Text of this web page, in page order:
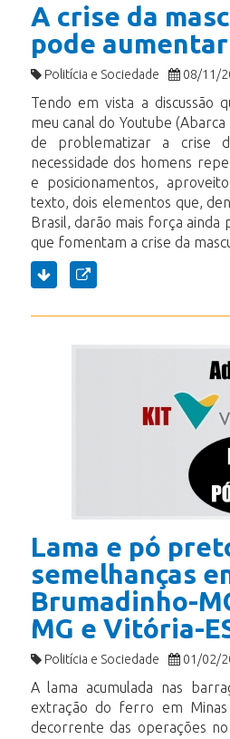
A crise da
pode aumentar
Politícia e Sociedade 08/11/
Tendo em vista a discussão
meu canal do Youtube
de problematizar a crise
necessidade dos homens
e posicionamentos,
texto, dois elementos que,
Brasil, darão mais força ainda
que fomentam a crise da
Lama e pó
semelhanças
Brumadinho-
MG e Vitória-
Politícia e Sociedade 01/02/
A lama acumulada nas
extração do ferro em
decorrente das operações